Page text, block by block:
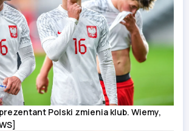
Polski zmienia klub. Wiemy,